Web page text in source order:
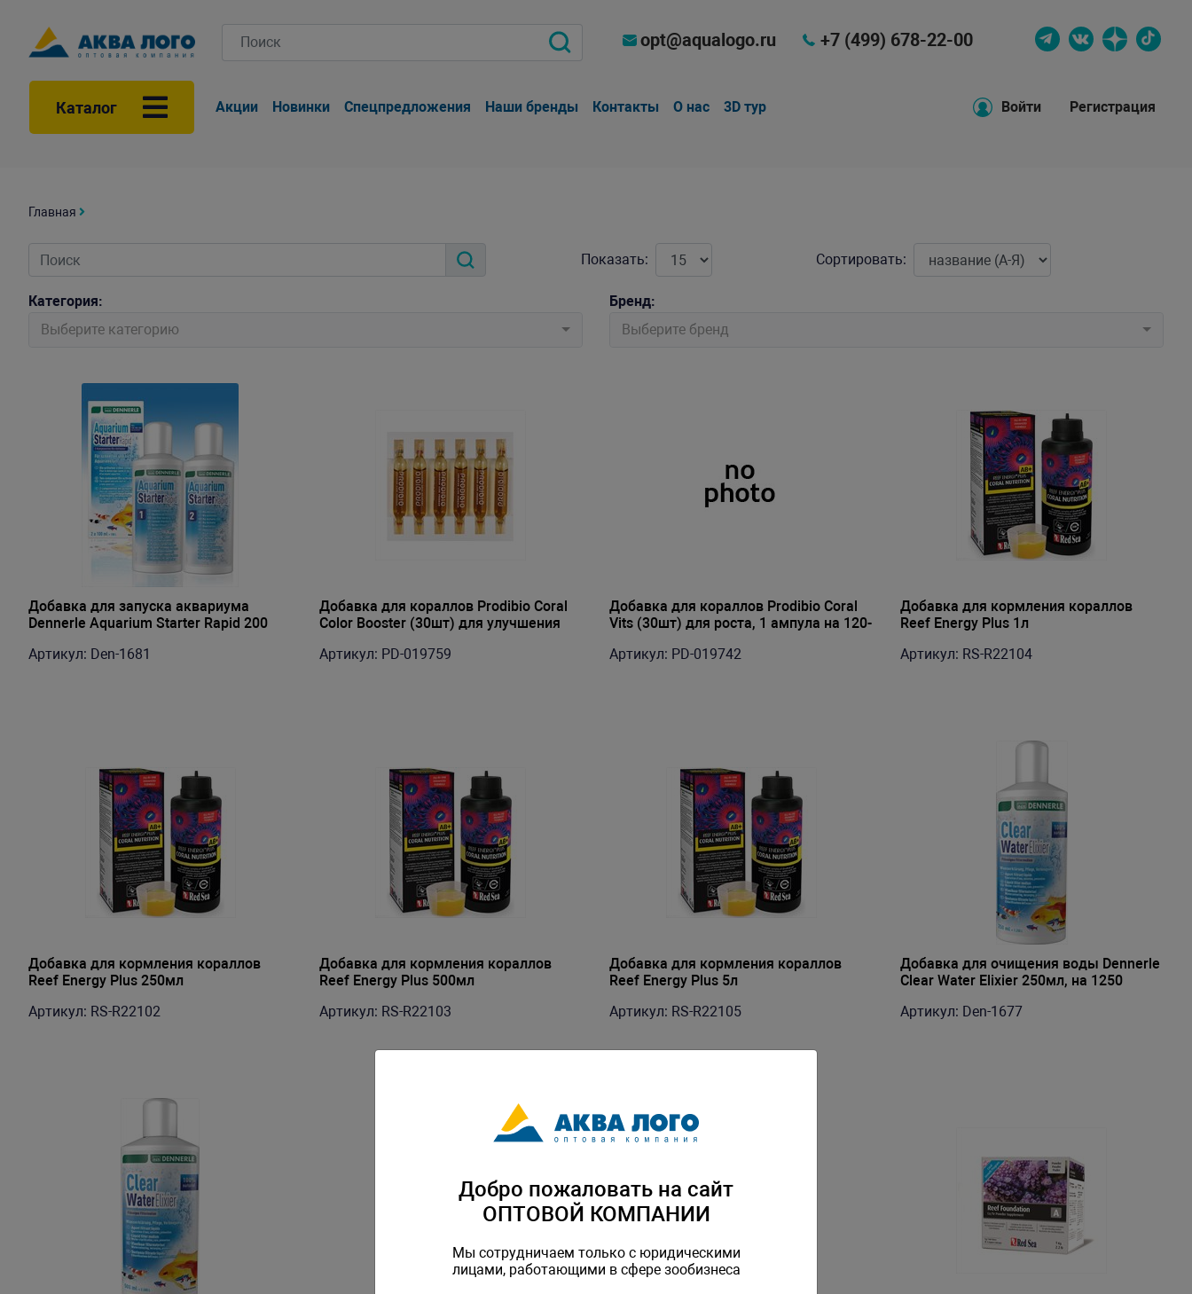
opt@aqualogo.ru +7 (499) 678-22-00
Каталог Акции Новинки Спецпредложения Наши бренды Контакты О нас 3D тур Войти Регистрация
Главная
Показать: Сортировать:
Категория:
Выберите категорию
Бренд:
Выберите бренд
Добавка для запуска аквариума
Dennerle Aquarium Starter Rapid 200
Артикул: Den-1681
Добавка для кораллов Prodibio Coral
Color Booster (30шт) для улучшения
Артикул: PD-019759
Добавка для кораллов Prodibio Coral
Vits (30шт) для роста, 1 ампула на 120-
Артикул: PD-019742
Добавка для кормления кораллов
Reef Energy Plus 1л
Артикул: RS-R22104
Добавка для кормления кораллов
Reef Energy Plus 250мл
Артикул: RS-R22102
Добавка для кормления кораллов
Reef Energy Plus 500мл
Артикул: RS-R22103
Добавка для кормления кораллов
Reef Energy Plus 5л
Артикул: RS-R22105
Добавка для очищения воды Dennerle
Clear Water Elixier 250мл, на 1250
Артикул: Den-1677
Добро пожаловать на сайт
ОПТОВОЙ КОМПАНИИ
Мы сотрудничаем только с юридическими
лицами, работающими в сфере зообизнеса